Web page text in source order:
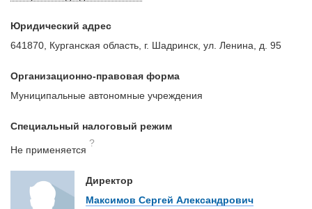
Юридический адрес
641870, Курганская область, г. Шадринск, ул. Ленина, д. 95
Организационно-правовая форма
Муниципальные автономные учреждения
Специальный налоговый режим
Не применяется
?
Директор
Максимов Сергей Александрович